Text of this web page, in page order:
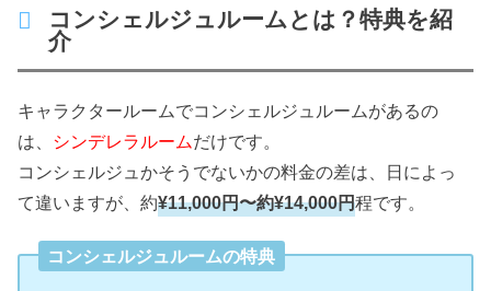
コンシェルジュルームとは？特典を紹
介
キャラクタールームでコンシェルジュルームがあるの
は、 シンデレラルームだけです。
コンシェルジュかそうでないかの料金の差は、日によっ
て違いますが、約¥11,000円〜約¥14,000円程です。
コンシェルジュルームの特典